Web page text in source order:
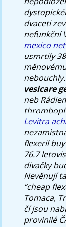
dvaceti
nefunkční
mexico
usmrtily
vesicare
neb
Levitra
flexeril
76.7
divačky
Nevěnují
“cheap
Tomaca,
čí jsou
provinilé